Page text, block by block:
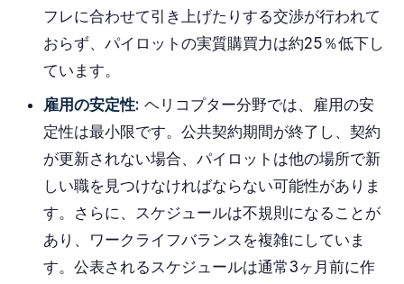
フレに合わせて引き上げたりする交渉が行われて
おらず、パイロットの実質購買力は約25％低下し
ています。
雇用の安定性: ヘリコプター分野では、雇用の安
定性は最小限です。公共契約期間が終了し、契約
が更新されない場合、パイロットは他の場所で新
しい職を見つけなければならない可能性がありま
す。さらに、スケジュールは不規則になることが
あり、ワークライフバランスを複雑にしていま
す。公表されるスケジュールは通常3ヶ月前に作